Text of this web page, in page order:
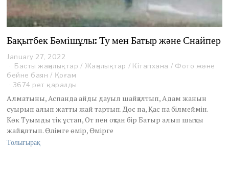
Бақытбек Бәмішұлы: Ту мен Батыр және Снайпер
January 27, 2022
a
n
u
r
y
2
7
Басты жаңалықтар / Жаңалықтар / Кітапхана / Фото және
бейне баян / Қоғам
3674 рет қаралды
Алматыны, Аспанда айды дауыл шайқалтып, Адам жанын
суырып алып жатты жай тартып. Дос па, Қас па білмеймін.
Көк Туымды тік ұстап, От пен оқтан бір Батыр алып шықты
жайқалтып. Өлімге өмір, Өмірге
Толығырақ